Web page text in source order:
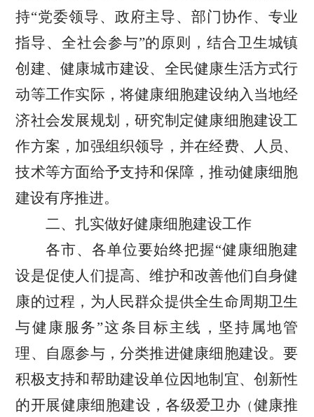
持“党委领导、政府主导、部门协作、专业
指导、全社会参与”的原则，结合卫生城镇
创建、健康城市建设、全民健康生活方式行
动等工作实际， 将健康细胞建设纳入当地经
济社会发展规划，研究制定健康细胞建设工
作方案，加强组织领导，并在经费、 人员、
技术等方面给予支持和保障，推动健康细胞
建设有序推进。
二、扎实做好健康细胞建设工作
各市、各单位要始终把握“健康细胞建
设是促使人们提高、维护和改善他们自身健
康的过程，为人民群众提供全生命周期卫生
与健康服务”这条目标主线，坚持属地管
理、自愿参与，分类推进健康细胞建设。要
积极支持和帮助建设单位因地制宜、创新性
的开展健康细胞建设，各级爱卫办 （ 健康推